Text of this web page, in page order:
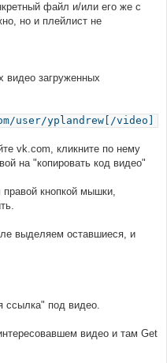
файл и/или его же с
но и плейлист не
видео загруженных
user/yplandrew[/video]
vk.com, кликните по нему
на "копировать код видео"
кнопкой мышки,
выделяем оставшиеся, и
ссылка" под видео.
видео и там Get